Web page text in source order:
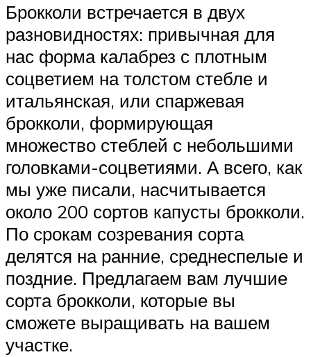
Брокколи встречается в двух
разновидностях: привычная для
нас форма калабрез с плотным
соцветием на толстом стебле и
итальянская, или спаржевая
брокколи, формирующая
множество стеблей с небольшими
головками-соцветиями. А всего, как
мы уже писали, насчитывается
около 200 сортов капусты брокколи.
По срокам созревания сорта
делятся на ранние, среднеспелые и
поздние. Предлагаем вам лучшие
сорта брокколи, которые вы
сможете выращивать на вашем
участке.